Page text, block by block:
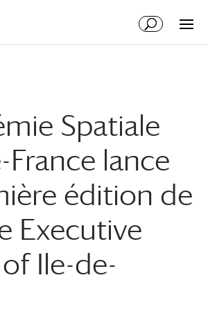
Spatiale
France lance
édition de
Executive
Ile-de-